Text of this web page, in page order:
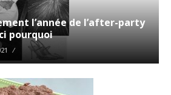
l’année de l’after-party
pourquoi